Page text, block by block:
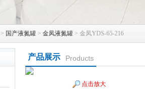
> 国产液氮罐 > 金凤液氮罐 > 金凤YDS-65-216
产品展示 Products
点击放大